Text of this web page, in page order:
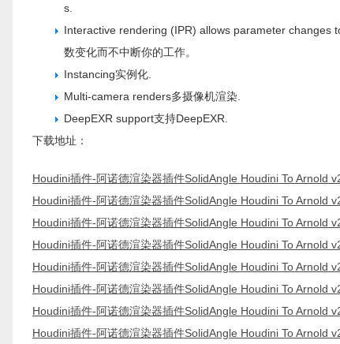
s.
Interactive rendering (IPR) allows parameter changes
数变化而不中断你的工作。
Instancing实例化.
Multi-camera renders多摄像机渲染.
DeepEXR support支持DeepEXR.
下载地址：
Houdini插件-阿诺德渲染器插件SolidAngle Houdini To Arnold
Houdini插件-阿诺德渲染器插件SolidAngle Houdini To Arnold
Houdini插件-阿诺德渲染器插件SolidAngle Houdini To Arnold
Houdini插件-阿诺德渲染器插件SolidAngle Houdini To Arnold
Houdini插件-阿诺德渲染器插件SolidAngle Houdini To Arnold
Houdini插件-阿诺德渲染器插件SolidAngle Houdini To Arnold
Houdini插件-阿诺德渲染器插件SolidAngle Houdini To Arnold
Houdini插件-阿诺德渲染器插件SolidAngle Houdini To Arnold